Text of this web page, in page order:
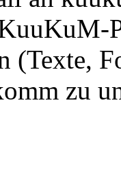
(Texte,
zu